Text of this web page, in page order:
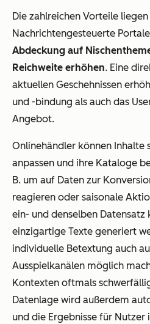
Die zahlreichen Vorteile
Nachrichtengesteuerte
Abdeckung auf
Reichweite erhöhen. Eine
aktuellen Geschehnissen
und -bindung als auch das
Angebot.
Onlinehändler können Inhalte
anpassen und ihre Kataloge
B. um auf Daten zur
reagieren oder saisonale
ein- und denselben
einzigartige Texte generiert
individuelle Betextung auch
Ausspielkanälen möglich
Kontexten oftmals
Datenlage wird außerdem
und die Ergebnisse für Nutzer